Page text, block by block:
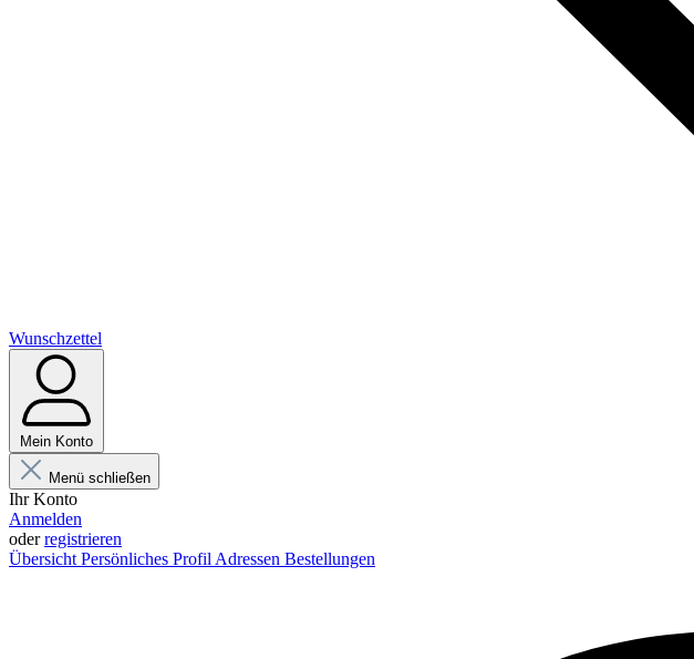
Wunschzettel
Mein Konto
Menü schließen
Ihr Konto
Anmelden
oderregistrieren
Übersicht Persönliches Profil Adressen Bestellungen